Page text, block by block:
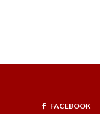
FACEBOOK